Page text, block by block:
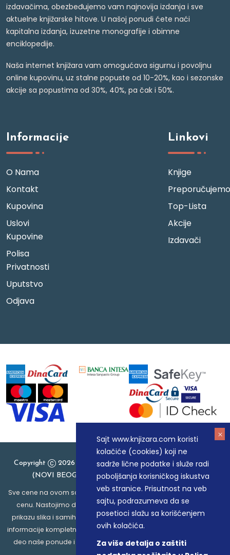
Sajt www.knjizara.com koristi
kolačiće (cookies) koji ne
sadrže lične podatke i služe radi
poboljšanja korisničkog iskustva
veb stranice. Prisutnost na veb
sajtu, podrazumeva da se
posetioci slažu sa korišćenjem
ovih kolačića.
Za više detalja o zaštiti
izdavačima, obezbeđujemo vam najnovija izdanja i sve
aktuelne knjižarske hitove. U našoj ponudi ćete naći
kapitalna izdanja, izuzetne monografije i obimne
enciklopedije.
Naša internet knjižara vam omogućava sigurnu i povoljnu
online kupovinu, uz stalne popuste od 10-20%, kao i sezonske
akcije sa popustima od 30%, 40%, pa čak i 50%.
Informacije
O Nama
Kontakt
Kupovina
Uslovi
Kupovine
Polisa
Privatnosti
Uputstvo
Odjava
Linkovi
Knjige
Preporučujemo
Top-Lista
Akcije
Izdavači
Copyright
2026 Knjizara.com - MAKART DOO BEOGRAD
(NOVI BEOGRAD), PIB: 105184104, MB: 20337524
Sve cene na ovom sajtu iskazane su u dinarima. PDV je uračunat u
cenu. Nastojimo da budemo što precizniji u opisu proizvoda,
prikazu slika i samih cena, ali ne možemo garantovati da su sve
informacije kompletne i bez grešaka. Svi artikli prikazani na sajtu su
deo naše ponude i ne podrazumeva da su dostupni u svakom